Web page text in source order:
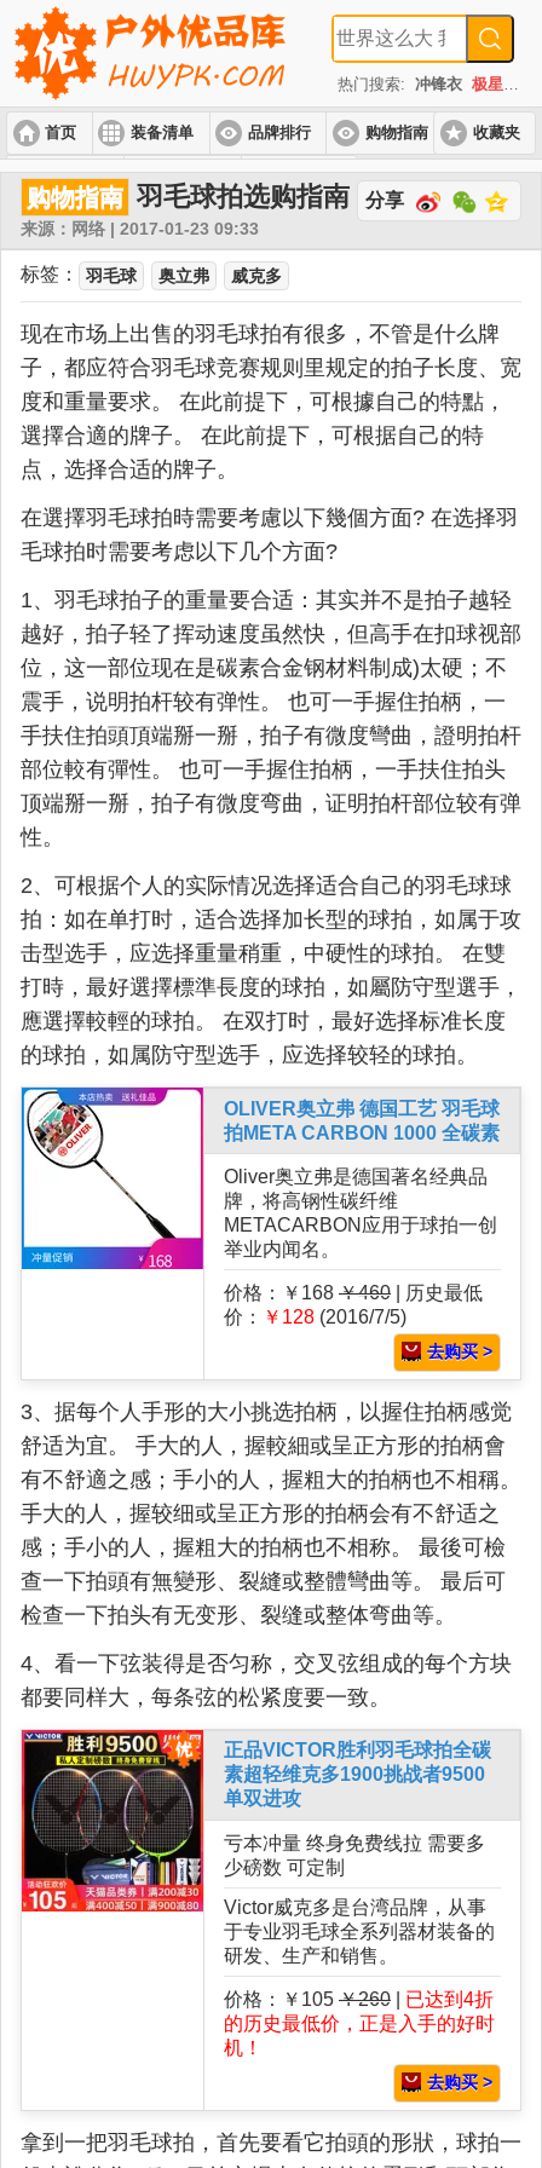
热门搜索: 冲锋衣 极星
首页 装备清单 品牌排行 购物指南
入门套装 进阶套装 高端套装
收藏夹
购物指南 羽毛球拍选购指南 分享
来源：网络 | 2017-01-23 09:33
标签： 羽毛球 奥立弗 威克多
现在市场上出售的羽毛球拍有很多，不管是什么牌
子，都应符合羽毛球竞赛规则里规定的拍子长度、宽
度和重量要求。 在此前提下，可根據自己的特點，
選擇合適的牌子。 在此前提下，可根据自己的特
点，选择合适的牌子。
在選擇羽毛球拍時需要考慮以下幾個方面? 在选择羽
毛球拍时需要考虑以下几个方面?
1、羽毛球拍子的重量要合适：其实并不是拍子越轻
越好，拍子轻了挥动速度虽然快，但高手在扣球视部
位，这一部位现在是碳素合金钢材料制成)太硬；不
震手，说明拍杆较有弹性。 也可一手握住拍柄，一
手扶住拍頭頂端掰一掰，拍子有微度彎曲，證明拍杆
部位較有彈性。 也可一手握住拍柄，一手扶住拍头
顶端掰一掰，拍子有微度弯曲，证明拍杆部位较有弹
性。
2、可根据个人的实际情况选择适合自己的羽毛球球
拍：如在单打时，适合选择加长型的球拍，如属于攻
击型选手，应选择重量稍重，中硬性的球拍。 在雙
打時，最好選擇標準長度的球拍，如屬防守型選手，
應選擇較輕的球拍。 在双打时，最好选择标准长度
的球拍，如属防守型选手，应选择较轻的球拍。
OLIVER奥立弗 德国工艺 羽毛球
拍META CARBON 1000 全碳素
Oliver奥立弗是德国著名经典品
牌，将高钢性碳纤维
METACARBON应用于球拍一创
举业内闻名。
价格：￥168 ￥460 | 历史最低
价：
￥128 (2016/7/5)
去购买 >
3、据每个人手形的大小挑选拍柄，以握住拍柄感觉
舒适为宜。 手大的人，握較細或呈正方形的拍柄會
有不舒適之感；手小的人，握粗大的拍柄也不相稱。
手大的人，握较细或呈正方形的拍柄会有不舒适之
感；手小的人，握粗大的拍柄也不相称。 最後可檢
查一下拍頭有無變形、裂縫或整體彎曲等。 最后可
检查一下拍头有无变形、裂缝或整体弯曲等。
4、看一下弦装得是否匀称，交叉弦组成的每个方块
都要同样大，每条弦的松紧度要一致。
正品VICTOR胜利羽毛球拍全碳
素超轻维克多1900挑战者9500
单双进攻
亏本冲量 终身免费线拉 需要多
少磅数 可定制
Victor威克多是台湾品牌，从事
于专业羽毛球全系列器材装备的
研发、生产和销售。
价格：￥105 ￥260
已达到4折
的历史最低价，正是入手的好时
机！
去购买 >
拿到一把羽毛球拍，首先要看它拍頭的形狀，球拍一